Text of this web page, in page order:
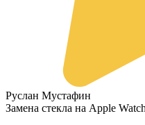
Руслан Мустафин
Замена стекла на Apple